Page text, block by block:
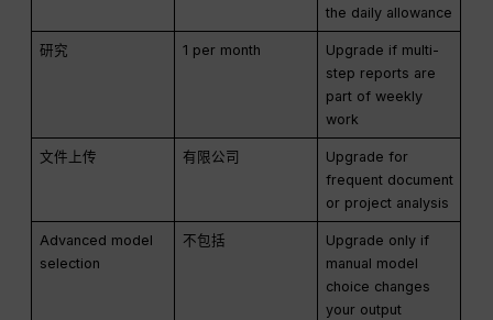
the daily allowance
研究 1 per month
Upgrade if multi-
step reports are
part of weekly
work
文件上传 有限公司
Upgrade for
frequent document
or project analysis
Advanced model
selection
不包括
Upgrade only if
manual model
choice changes
your output